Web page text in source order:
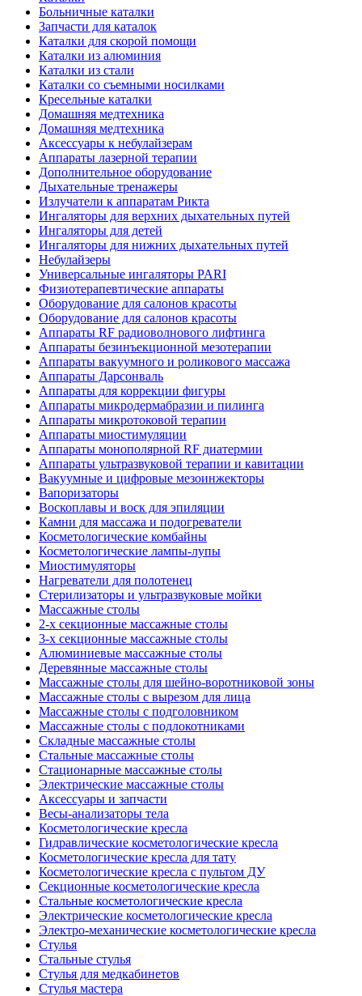
Больничные каталки
Запчасти для каталок
Каталки для скорой помощи
Каталки из алюминия
Каталки из стали
Каталки со съемными носилками
Кресельные каталки
Домашняя медтехника
Домашняя медтехника
Аксессуары к небулайзерам
Аппараты лазерной терапии
Дополнительное оборудование
Дыхательные тренажеры
Излучатели к аппаратам Рикта
Ингаляторы для верхних дыхательных путей
Ингаляторы для детей
Ингаляторы для нижних дыхательных путей
Небулайзеры
Универсальные ингаляторы PARI
Физиотерапевтические аппараты
Оборудование для салонов красоты
Оборудование для салонов красоты
Аппараты RF радиоволнового лифтинга
Аппараты безинъекционной мезотерапии
Аппараты вакуумного и роликового массажа
Аппараты Дарсонваль
Аппараты для коррекции фигуры
Аппараты микродермабразии и пилинга
Аппараты микротоковой терапии
Аппараты миостимуляции
Аппараты монополярной RF диатермии
Аппараты ультразвуковой терапии и кавитации
Вакуумные и цифровые мезоинжекторы
Вапоризаторы
Воскоплавы и воск для эпиляции
Камни для массажа и подогреватели
Косметологические комбайны
Косметологические лампы-лупы
Миостимуляторы
Нагреватели для полотенец
Стерилизаторы и ультразвуковые мойки
Массажные столы
2-х секционные массажные столы
3-х секционные массажные столы
Алюминиевые массажные столы
Деревянные массажные столы
Массажные столы для шейно-воротниковой зоны
Массажные столы с вырезом для лица
Массажные столы с подголовником
Массажные столы с подлокотниками
Складные массажные столы
Стальные массажные столы
Стационарные массажные столы
Электрические массажные столы
Аксессуары и запчасти
Весы-анализаторы тела
Косметологические кресла
Гидравлические косметологические кресла
Косметологические кресла для тату
Косметологические кресла с пультом ДУ
Секционные косметологические кресла
Стальные косметологические кресла
Электрические косметологические кресла
Электро-механические косметологические кресла
Стулья
Стальные стулья
Стулья для медкабинетов
Стулья мастера